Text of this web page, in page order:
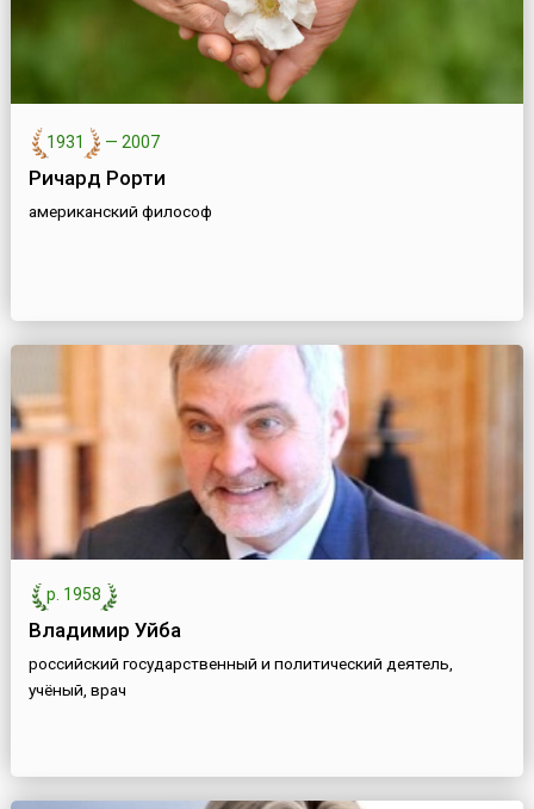
1931 — 2007
Ричард Рорти
американский философ
р. 1958
Владимир Уйба
российский государственный и политический деятель,
учёный, врач